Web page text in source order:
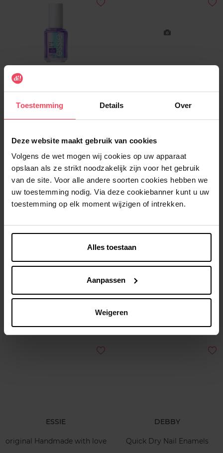
Toestemming Details Over
Deze website maakt gebruik van cookies
Volgens de wet mogen wij cookies op uw apparaat
opslaan als ze strikt noodzakelijk zijn voor het gebruik
van de site. Voor alle andere soorten cookies hebben we
uw toestemming nodig. Via deze cookiebanner kunt u uw
toestemming op elk moment wijzigen of intrekken.
Alles toestaan
Aanpassen
Weigeren
hard to resist paars
Nagelverhardener
€ 13,99 In winkelmandje
Essie® - Original
Nagellak
€ 12,49
Gel by essie
Nagellak
stay longer
Semi-permanente nagellak
ESSIE
original Handmade with love
DEBBY
Quick Dry Nail Enamels